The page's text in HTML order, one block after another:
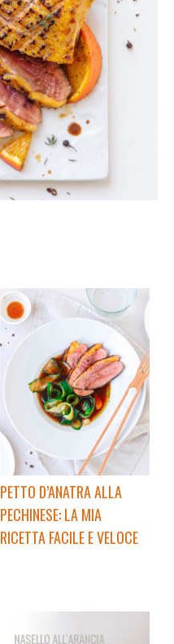
PETTO D’ANATRA ALLA
PECHINESE: LA MIA
RICETTA FACILE E VELOCE